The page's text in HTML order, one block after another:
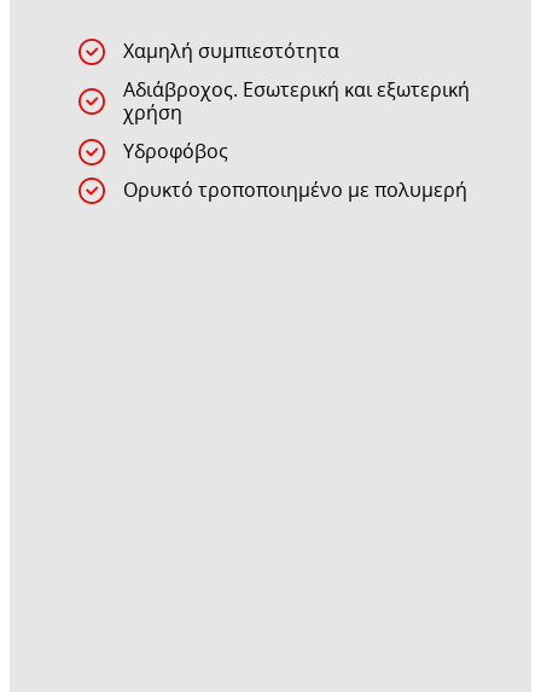
Χαμηλή συμπιεστότητα
Αδιάβροχος. Εσωτερική και εξωτερική
χρήση
Υδροφόβος
Ορυκτό τροποποιημένο με πολυμερή